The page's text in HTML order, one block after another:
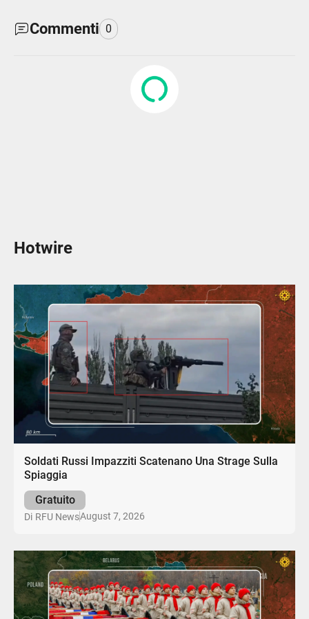
Commenti 0
Hotwire
Soldati Russi Impazziti Scatenano Una Strage Sulla
Spiaggia
Gratuito
Di RFU NewsAugust 7, 2026